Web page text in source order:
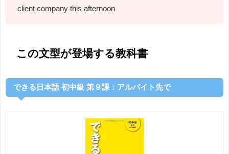
client company this afternoon
この文型が登場する教科書
できる日本語 初中級 第９課：アルバイト先で